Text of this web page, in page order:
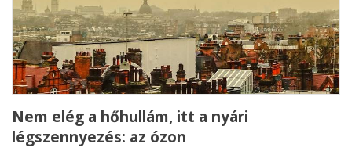
Nem elég a hőhullám, itt a nyári
légszennyezés: az ózon